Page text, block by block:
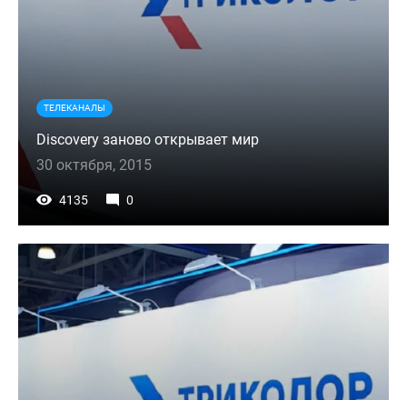
ТЕЛЕКАНАЛЫ
Discovery заново открывает мир
30 октября, 2015
4135 0